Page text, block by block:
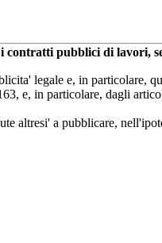
contratti pubblici di lavori,
legale e, in particolare,
e, in particolare, dagli
altresi' a pubblicare,